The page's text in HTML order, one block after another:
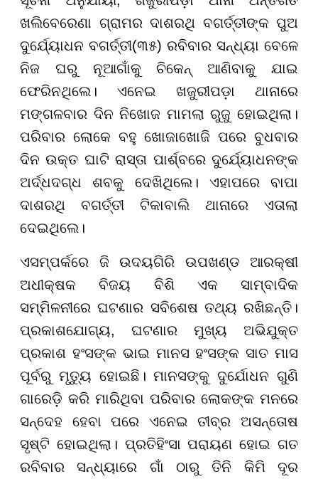
ଖଲିବେରେଣା ଗ୍ରାମର ଦାଶରଥି ବଗର୍ତ୍ତୀଙ୍କ ପୁଅ
ଦୁର୍ଯ୍ୟୋଧନ ବଗର୍ତ୍ତୀ(୩୫) ରବିବାର ସନ୍ଧ୍ୟା ବେଳେ
ନିଜ ଘରୁ ନୂଆଗାଁକୁ ଚିକେନ୍ ଆଣିବାକୁ ଯାଇ
ଫେରିନଥିଲେ। ଏନେଇ ଖଜୁରୀପଡ଼ା ଥାନାରେ
ମଙ୍ଗଳବାର ଦିନ ନିଖୋଜ ମାମଲା ରୁଜୁ ହୋଇଥିଲା।
ପରିବାର ଲୋକେ ବହୁ ଖୋଜାଖୋଜି ପରେ ବୁଧବାର
ଦିନ ଉକ୍ତ ଘାଟି ରାସ୍ତା ପାର୍ଶ୍ବରେ ଦୁର୍ଯ୍ୟୋଧନଙ୍କ
ଅର୍ଦ୍ଧଦଗ୍ଧ ଶବକୁ ଦେଖିଥିଲେ। ଏହାପରେ ବାପା
ଦାଶରଥି ବଗର୍ତ୍ତୀ ଟିକାବାଲି ଥାନାରେ ଏତାଲା
ଦେଇଥିଲେ।
ଏସମ୍ପର୍କରେ ଜି ଉଦୟଗିରି ଉପଖଣ୍ଡ ଆରକ୍ଷୀ
ଅଧୀକ୍ଷକ ବିଜୟ ବିଶି ଏକ ସାମ୍ବାଦିକ
ସମ୍ମିଳନୀରେ ଘଟଣାର ସବିଶେଷ ତଥ୍ୟ ରଖିଛନ୍ତି।
ପ୍ରକାଶଯୋଗ୍ୟ, ଘଟଣାର ମୁଖ୍ୟ ଅଭିଯୁକ୍ତ
ପ୍ରକାଶ ହଂସଙ୍କ ଭାଇ ମାନସ ହଂସଙ୍କ ସାତ ମାସ
ପୂର୍ବରୁ ମୃତ୍ୟୁ ହୋଇଛି। ମାନସଙ୍କୁ ଦୁର୍ଯୋଧନ ଗୁଣି
ଗାରେଡ଼ି କରି ମାରିଥିବା ପରିବାର ଲୋକଙ୍କ ମନରେ
ସନ୍ଦେହ ହେବା ପରେ ଏନେଇ ତୀବ୍ର ଅସନ୍ତୋଷ
ସୃଷ୍ଟି ହୋଇଥିଲା। ପ୍ରତିହିଂସା ପରାୟଣ ହୋଇ ଗତ
ରବିବାର ସନ୍ଧ୍ୟାରେ ଗାଁ ଠାରୁ ତିନି କିମି ଦୂର